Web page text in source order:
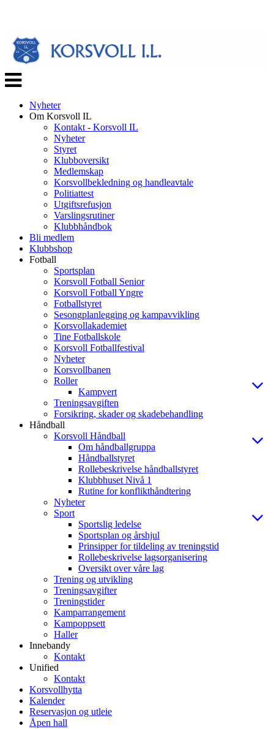
Veksle
navigasjon
Nyheter
Om Korsvoll IL
Kontakt - Korsvoll IL
Nyheter
Styret
Klubboversikt
Medlemskap
Korsvollbekledning og handleavtale
Politiattest
Utgiftsrefusjon
Varslingsrutiner
Klubbhåndbok
Bli medlem
Klubbshop
Fotball
Sportsplan
Korsvoll Fotball Senior
Korsvoll Fotball Yngre
Fotballstyret
Sesongplanlegging og kampavvikling
Korsvollakademiet
Tine Fotballskole
Korsvoll Fotballfestival
Nyheter
Korsvollbanen
Roller
Kampvert
Treningsavgiften
Forsikring, skader og skadebehandling
Håndball
Korsvoll Håndball
Om håndballgruppa
Håndballstyret
Rollebeskrivelse håndballstyret
Klubbhuset Nivå 1
Rutine for konflikthåndtering
Nyheter
Sport
Sportslig ledelse
Sportsplan og årshjul
Prinsipper for tildeling av treningstid
Rollebeskrivelse lagsorganisering
Oversikt over våre lag
Trening og utvikling
Treningsavgifter
Treningstider
Kamparrangement
Kampoppsett
Haller
Innebandy
Kontakt
Unified
Kontakt
Korsvollhytta
Kalender
Reservasjon og utleie
Åpen hall